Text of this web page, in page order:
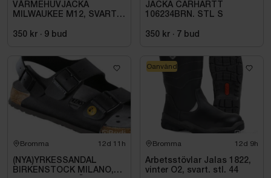
VÄRMEHUVJACKA
MILWAUKEE M12, SVART
350 kr · 9 bud
JACKA CARHARTT
106234BRN. STL S
350 kr · 7 bud
Bromma 12d 11h
(NYA)YRKESSANDAL
BIRKENSTOCK MILANO,
Bromma 12d 9h
Arbetsstövlar Jalas 1822,
vinter O2, svart. stl. 44
Oanvänd